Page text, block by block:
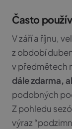
Často
V září a říjnu,
z období
v předmětech
dále zdarma,
podobných
Z pohledu
výraz